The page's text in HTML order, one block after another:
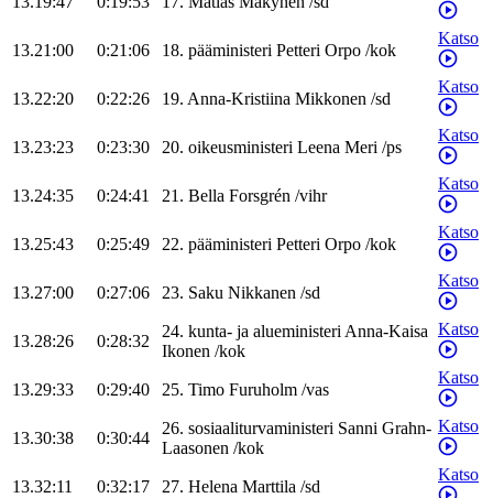
13.21:00 0:21:06 18. pääministeri Petteri Orpo /kok
Katso
13.22:20 0:22:26 19. Anna-Kristiina Mikkonen /sd
Katso
13.23:23 0:23:30 20. oikeusministeri Leena Meri /ps
Katso
13.24:35 0:24:41 21. Bella Forsgrén /vihr
Katso
13.25:43 0:25:49 22. pääministeri Petteri Orpo /kok
Katso
13.27:00 0:27:06 23. Saku Nikkanen /sd
Katso
13.28:26 0:28:32
24. kunta- ja alueministeriAnna-Kaisa
Ikonen /kok
Katso
13.29:33 0:29:40 25. Timo Furuholm /vas
Katso
13.30:38 0:30:44
26. sosiaaliturvaministeri Sanni Grahn-
Laasonen /kok
Katso
13.32:11 0:32:17 27. Helena Marttila /sd
Katso